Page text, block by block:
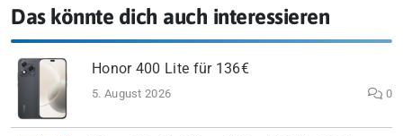
Das könnte dich auch interessieren
Honor 400 Lite für 136€
5. August 2026 0